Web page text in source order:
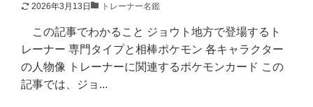
2026年3月13日 トレーナー名鑑
この記事でわかること ジョウト地方で登場するト
レーナー 専門タイプと相棒ポケモン 各キャラクター
の人物像 トレーナーに関連するポケモンカード この
記事では、ジョ...